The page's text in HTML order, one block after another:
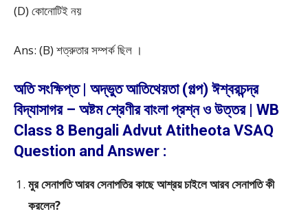
(D) কোনোটিই নয়
Ans: (B) শত্রুতার সম্পর্ক ছিল ।
অতি সংক্ষিপ্ত | অদ্ভুত আতিথেয়তা (গল্প) ঈশ্বরচন্দ্র
বিদ্যাসাগর – অষ্টম শ্রেণীর বাংলা প্রশ্ন ও উত্তর | WB
Class 8 Bengali Advut Atitheota VSAQ
Question and Answer :
মুর সেনাপতি আরব সেনাপতির কাছে আশ্রয় চাইলে আরব সেনাপতি কী
করলেন?